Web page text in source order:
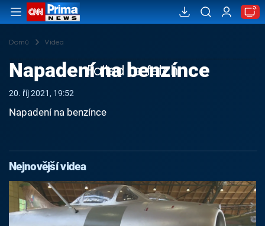
Domů Videa
Failed to fetch
Napadení na benzínce
20. říj 2021, 19:52
Napadení na benzínce
Nejnovější videa